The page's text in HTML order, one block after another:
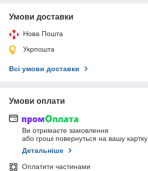
Умови доставки
Нова Пошта
Укрпошта
Всі умови доставки
Умови оплати
Ви отримаєте замовлення
або гроші повернуться на вашу картку
Детальніше
Оплатити частинами